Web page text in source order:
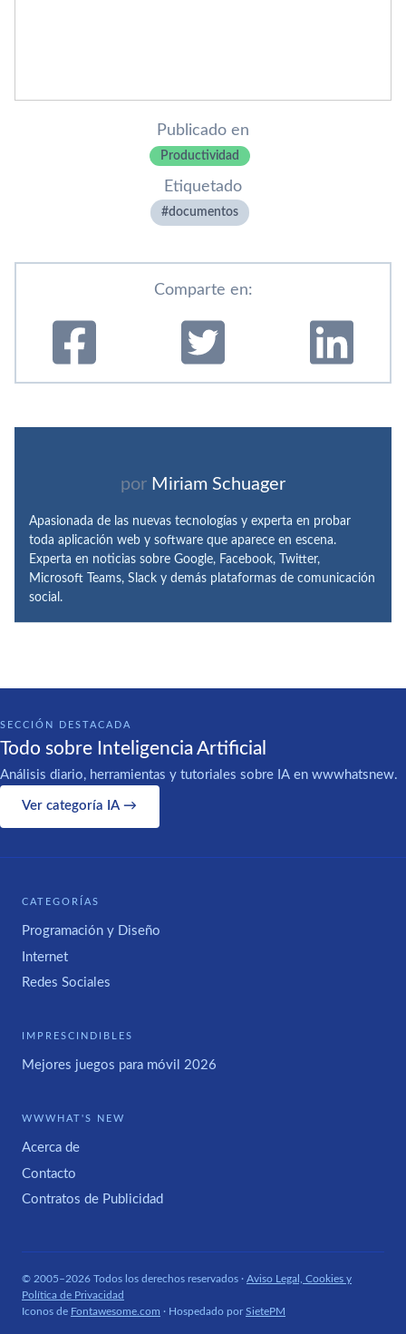
Publicado en
Productividad
Etiquetado
documentos
Comparte en:
por Miriam Schuager
Apasionada de las nuevas tecnologías y experta en probar
toda aplicación web y software que aparece en escena.
Experta en noticias sobre Google, Facebook, Twitter,
Microsoft Teams, Slack y demás plataformas de comunicación
social.
SECCIÓN DESTACADA
Todo sobre Inteligencia Artificial
Análisis diario, herramientas y tutoriales sobre IA en wwwhatsnew.
Ver categoría IA →
CATEGORÍAS
Programación y Diseño
Internet
Redes Sociales
IMPRESCINDIBLES
Mejores juegos para móvil 2026
WWWHAT'S NEW
Acerca de
Contacto
Contratos de Publicidad
© 2005–2026 Todos los derechos reservados · Aviso Legal, Cookies y
Política de Privacidad
Iconos de Fontawesome.com · Hospedado porSietePM